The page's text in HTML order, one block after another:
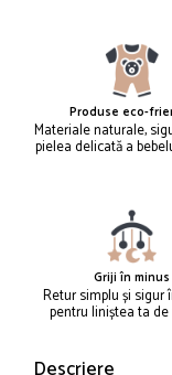
Produse eco-
Materiale naturale,
pielea delicată a
Griji în minus
Retur simplu și sigur
pentru liniștea ta de